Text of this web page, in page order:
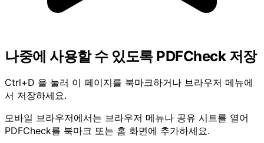
나중에 사용할 수 있도록 PDFCheck 저장
Ctrl+D 을 눌러 이 페이지를 북마크하거나 브라우저 메뉴에
서 저장하세요.
모바일 브라우저에서는 브라우저 메뉴나 공유 시트를 열어
PDFCheck를 북마크 또는 홈 화면에 추가하세요.